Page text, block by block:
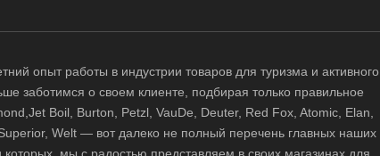
опыт работы в индустрии товаров для туризма и активного
заботимся о своем клиенте, подбирая только правильное
Boil, Burton, Petzl, VauDe, Deuter, Red Fox, Atomic, Elan,
Welt — вот далеко не полный перечень главных наших